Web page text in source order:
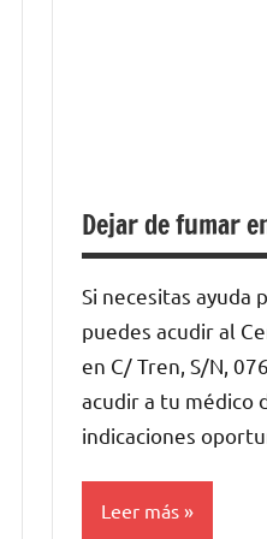
Dejar de fumar
Si necesitas ayuda
puedes acudir al
en C/ Tren, S/N,
acudir a tu médico
indicaciones
Leer más